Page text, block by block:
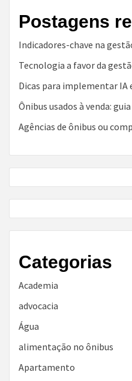
Postagens
Indicadores-chave na
Tecnologia a favor da
Dicas para implementar
Ônibus usados à venda:
Agências de ônibus ou
Categorias
Academia
advocacia
Água
alimentação no ônibus
Apartamento